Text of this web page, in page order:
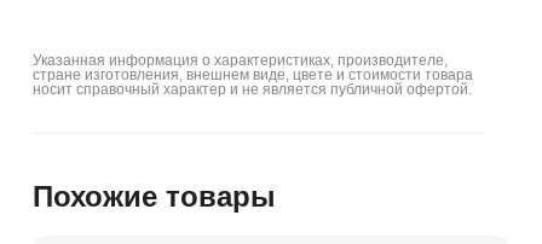
Указанная информация о характеристиках, производителе,
стране изготовления, внешнем виде, цвете и стоимости товара
носит справочный характер и не является публичной офертой.
Похожие товары